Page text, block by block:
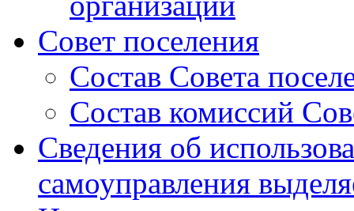
Совет поселения
Состав Совета
Состав комиссий
Сведения об
самоуправления